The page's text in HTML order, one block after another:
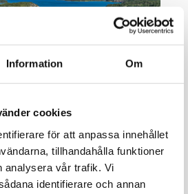
Information Om
cookies
för att anpassa innehållet
tillhandahålla funktioner
analysera vår trafik. Vi
identifierare och annan